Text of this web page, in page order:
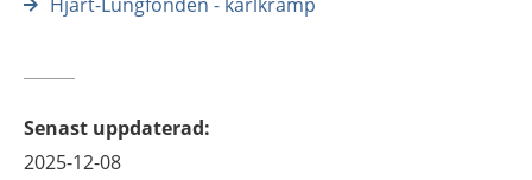
Senast uppdaterad:
2025-12-08